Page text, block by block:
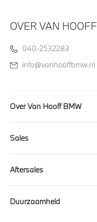
OVER VAN HOOFF
040-2532283
info@vanhooffbmw.nl
Over Van Hooff BMW
Sales
Aftersales
Duurzaamheid